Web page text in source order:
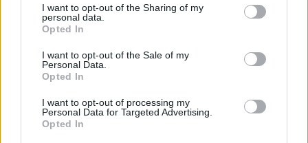
I want to opt-out of the Sharing of my
personal data.
Opted In
I want to opt-out of the Sale of my
Personal Data.
Opted In
I want to opt-out of processing my
Personal Data for Targeted Advertising.
Opted In
GALÉRIA TOVÁBBI MŰTÁRGYAI
KAPCSOLÓDÓ MŰTÁRGYAK